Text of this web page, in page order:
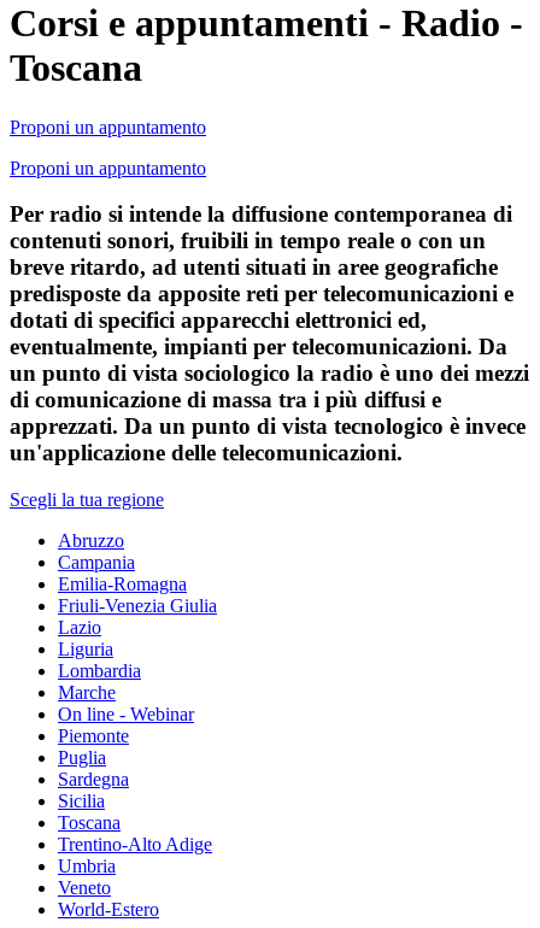
Corsi e appuntamenti - Radio -
Toscana
Proponi un appuntamento
Proponi un appuntamento
Per radio si intende la diffusione contemporanea di
contenuti sonori, fruibili in tempo reale o con un
breve ritardo, ad utenti situati in aree geografiche
predisposte da apposite reti per telecomunicazioni e
dotati di specifici apparecchi elettronici ed,
eventualmente, impianti per telecomunicazioni. Da
un punto di vista sociologico la radio è uno dei mezzi
di comunicazione di massa tra i più diffusi e
apprezzati. Da un punto di vista tecnologico è invece
un'applicazione delle telecomunicazioni.
Scegli la tua regione
Abruzzo
Campania
Emilia-Romagna
Friuli-Venezia Giulia
Lazio
Liguria
Lombardia
Marche
On line - Webinar
Piemonte
Puglia
Sardegna
Sicilia
Toscana
Trentino-Alto Adige
Umbria
Veneto
World-Estero